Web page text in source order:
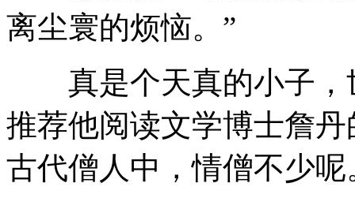
离尘寰的烦恼。”
真是个天真的小子，
推荐他阅读文学博士詹
古代僧人中，情僧不少呢